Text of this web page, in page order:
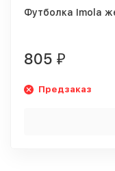
Футболка Imola
805 ₽
Предзаказ